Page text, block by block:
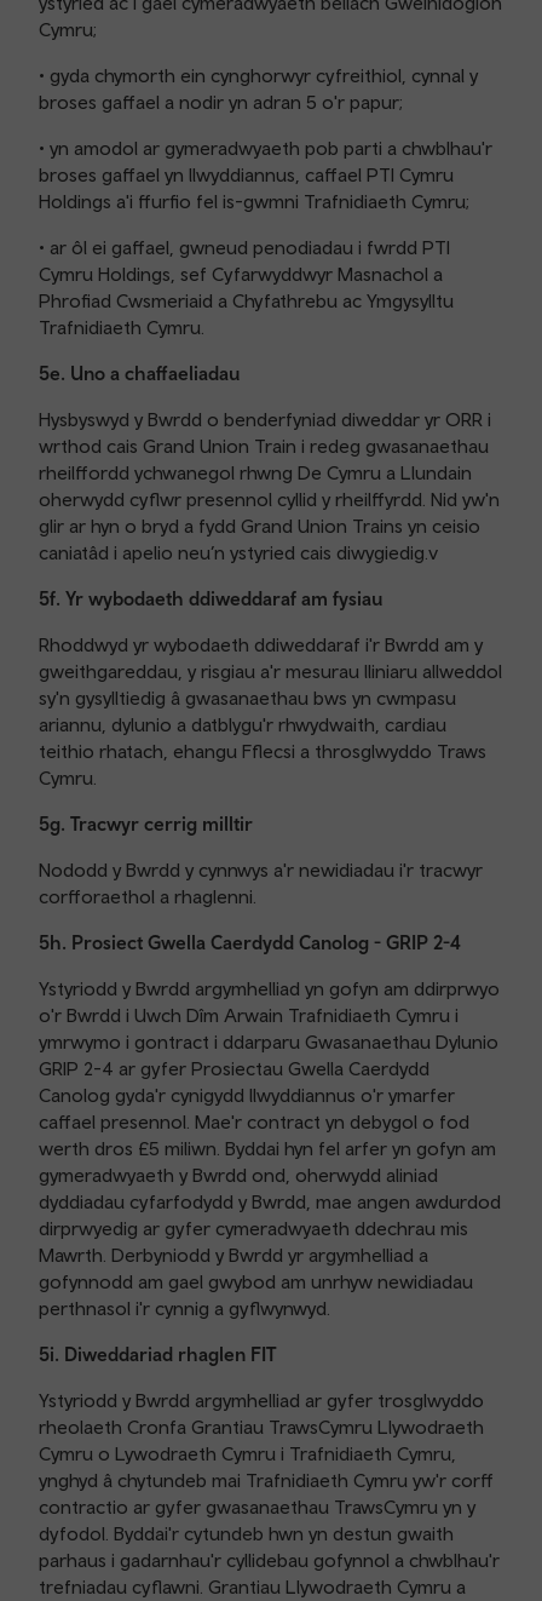
Cymru;
• gyda chymorth ein cynghorwyr cyfreithiol, cynnal y
broses gaffael a nodir yn adran 5 o'r papur;
• yn amodol ar gymeradwyaeth pob parti a chwblhau'r
broses gaffael yn llwyddiannus, caffael PTI Cymru
Holdings a'i ffurfio fel is-gwmni Trafnidiaeth Cymru;
• ar ôl ei gaffael, gwneud penodiadau i fwrdd PTI
Cymru Holdings, sef Cyfarwyddwyr Masnachol a
Phrofiad Cwsmeriaid a Chyfathrebu ac Ymgysylltu
Trafnidiaeth Cymru.
5e. Uno a chaffaeliadau
Hysbyswyd y Bwrdd o benderfyniad diweddar yr ORR i
wrthod cais Grand Union Train i redeg gwasanaethau
rheilffordd ychwanegol rhwng De Cymru a Llundain
oherwydd cyflwr presennol cyllid y rheilffyrdd. Nid yw'n
glir ar hyn o bryd a fydd Grand Union Trains yn ceisio
caniatâd i apelio neu’n ystyried cais diwygiedig.v
5f. Yr wybodaeth ddiweddaraf am fysiau
Rhoddwyd yr wybodaeth ddiweddaraf i'r Bwrdd am y
gweithgareddau, y risgiau a'r mesurau lliniaru allweddol
sy'n gysylltiedig â gwasanaethau bws yn cwmpasu
ariannu, dylunio a datblygu'r rhwydwaith, cardiau
teithio rhatach, ehangu Fflecsi a throsglwyddo Traws
Cymru.
5g. Tracwyr cerrig milltir
Nododd y Bwrdd y cynnwys a'r newidiadau i'r tracwyr
corfforaethol a rhaglenni.
5h. Prosiect Gwella Caerdydd Canolog - GRIP 2-4
Ystyriodd y Bwrdd argymhelliad yn gofyn am ddirprwyo
o'r Bwrdd i Uwch Dîm Arwain Trafnidiaeth Cymru i
ymrwymo i gontract i ddarparu Gwasanaethau Dylunio
GRIP 2-4 ar gyfer Prosiectau Gwella Caerdydd
Canolog gyda'r cynigydd llwyddiannus o'r ymarfer
caffael presennol. Mae'r contract yn debygol o fod
werth dros £5 miliwn. Byddai hyn fel arfer yn gofyn am
gymeradwyaeth y Bwrdd ond, oherwydd aliniad
dyddiadau cyfarfodydd y Bwrdd, mae angen awdurdod
dirprwyedig ar gyfer cymeradwyaeth ddechrau mis
Mawrth. Derbyniodd y Bwrdd yr argymhelliad a
gofynnodd am gael gwybod am unrhyw newidiadau
perthnasol i'r cynnig a gyflwynwyd.
5i. Diweddariad rhaglen FIT
Ystyriodd y Bwrdd argymhelliad ar gyfer trosglwyddo
rheolaeth Cronfa Grantiau TrawsCymru Llywodraeth
Cymru o Lywodraeth Cymru i Trafnidiaeth Cymru,
ynghyd â chytundeb mai Trafnidiaeth Cymru yw'r corff
contractio ar gyfer gwasanaethau TrawsCymru yn y
dyfodol. Byddai'r cytundeb hwn yn destun gwaith
parhaus i gadarnhau'r cyllidebau gofynnol a chwblhau'r
trefniadau cyflawni. Grantiau Llywodraeth Cymru a